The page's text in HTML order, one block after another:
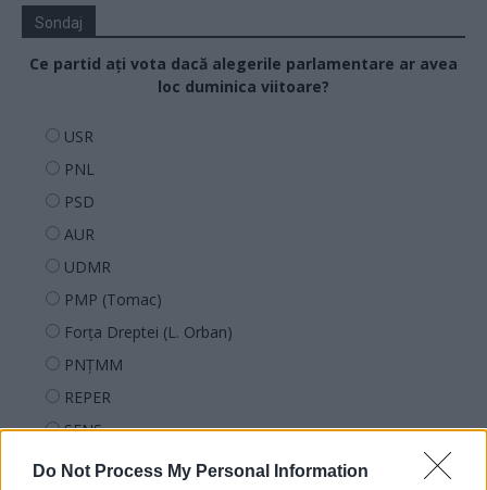
Do Not Process My Personal Information
Sondaj
Ce partid ați vota dacă alegerile parlamentare ar avea
loc duminica viitoare?
USR
PNL
PSD
AUR
UDMR
PMP (Tomac)
Forța Dreptei (L. Orban)
PNȚMM
REPER
SENS
SOS (Șoșoacă)